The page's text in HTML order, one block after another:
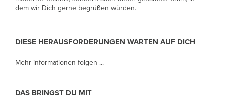
dem wir Dich gerne begrüßen würden.
DIESE HERAUSFORDERUNGEN WARTEN AUF DICH
Mehr informationen folgen ...
DAS BRINGST DU MIT